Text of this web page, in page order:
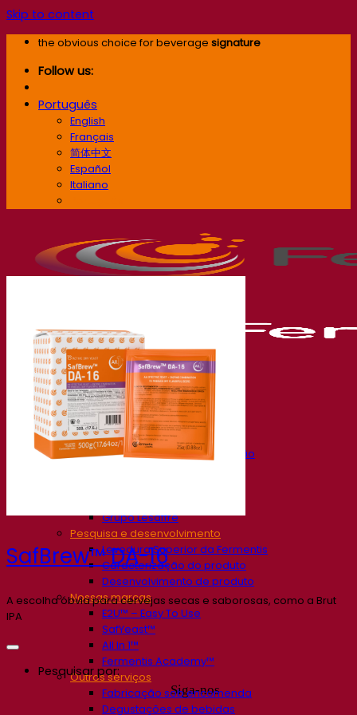
Skip to content
the obvious choice for beverage signature
Follow us:
Português
English
Français
简体中文
Español
Italiano
Nossa empresa
Sobre nós
Especialista em fermentação
Grupo Lesaffre
Pesquisa e desenvolvimento
Levedura Superior da Fermentis
Caracterização do produto
Desenvolvimento de produto
Nossas marcas
E2U™ – Easy To Use
SafYeast™
All In 1™
Fermentis Academy™
Outros serviços
Fabricação sob encomenda
Degustações de bebidas
SafBrew™ DA-16
A escolha óbvia para cervejas secas e saborosas, como a Brut
IPA
Siga-nos
Pesquisar por: